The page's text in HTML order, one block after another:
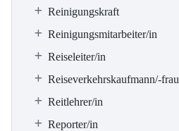
Reinigungskraft
Reinigungsmitarbeiter/in
Reiseleiter/in
Reiseverkehrskaufmann/-frau
Reitlehrer/in
Reporter/in